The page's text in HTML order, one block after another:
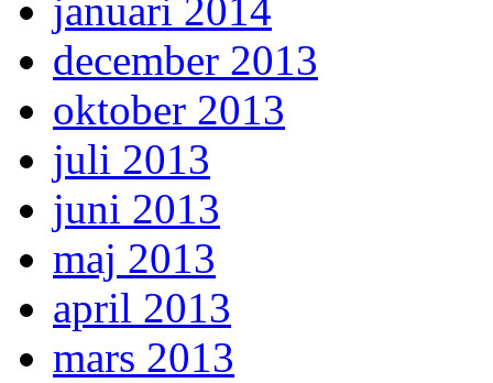
januari 2014
december 2013
oktober 2013
juli 2013
juni 2013
maj 2013
april 2013
mars 2013